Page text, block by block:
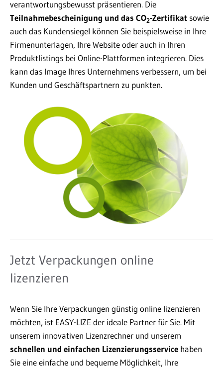
verantwortungsbewusst präsentieren. Die
Teilnahmebescheinigung und das CO2-Zertifikat sowie
auch das Kundensiegel können Sie beispielsweise in Ihre
Firmenunterlagen, Ihre Website oder auch in Ihren
Produktlistings bei Online-Plattformen integrieren. Dies
kann das Image Ihres Unternehmens verbessern, um bei
Kunden und Geschäftspartnern zu punkten.
Jetzt Verpackungen online
lizenzieren
Wenn Sie Ihre Verpackungen günstig online lizenzieren
möchten, ist EASY-LIZE der ideale Partner für Sie. Mit
unserem innovativen Lizenzrechner und unserem
schnellen und einfachen Lizenzierungsservice haben
Sie eine einfache und bequeme Möglichkeit, Ihre